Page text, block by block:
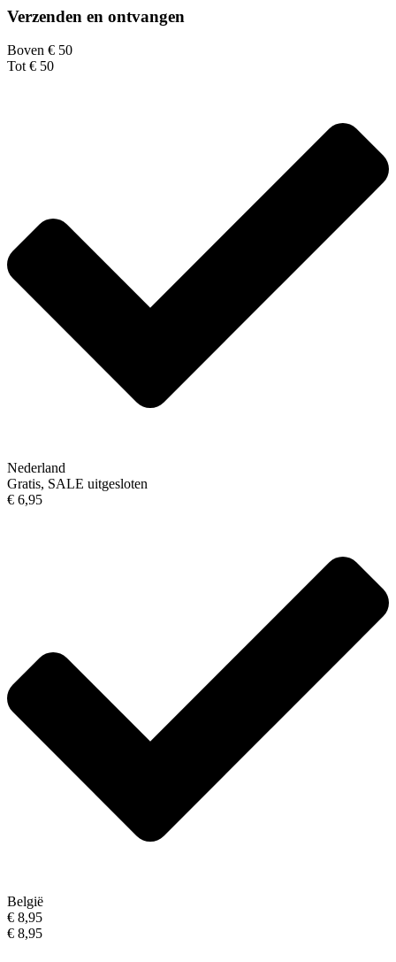
Verzenden en ontvangen
Boven € 50
Tot € 50
Nederland
Gratis, SALE uitgesloten
€ 6,95
België
€ 8,95
€ 8,95